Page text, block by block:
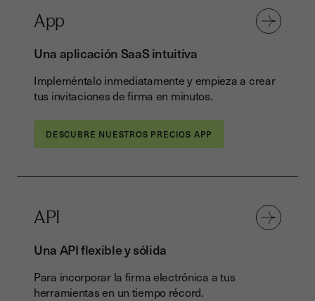
App
Una aplicación SaaS intuitiva
Impleméntalo inmediatamente y empieza a crear
tus invitaciones de firma en minutos.
DESCUBRE NUESTROS PRECIOS APP
API
Una API flexible y sólida
Para incorporar la firma electrónica a tus
herramientas en un tiempo récord.